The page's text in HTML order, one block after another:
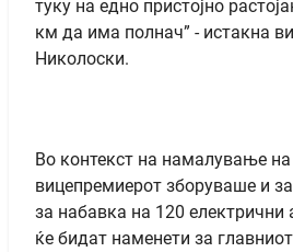
туку на едно пристојно
км да има полнач” - истакна
Николоски.
Во контекст на намалување
вицепремиерот зборуваше и
за набавка на 120 електрични
ќе бидат наменети за